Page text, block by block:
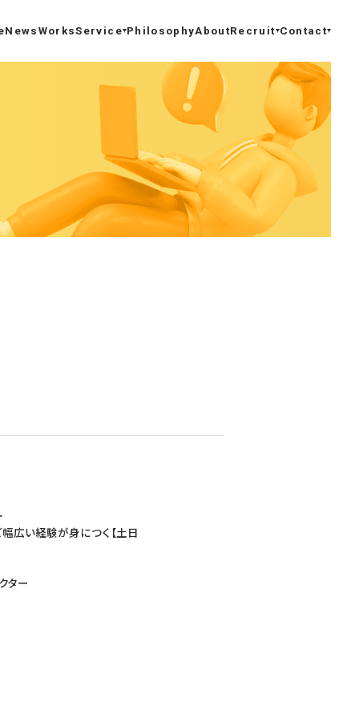
News WorksService
サービスTOP
受託開発
DX推進サポート
新規事業支援
システムエンジニアリング
ラボ型開発
PhilosophyAboutRecruit
採用トップ
CTOメッセージ
社員インタビュー
数字で見るカヤックボンド
はたらく環境
よくある質問
募集要項
Contact
お問い合わせ
資料ダウンロード
広い経験が身につく【土日
ター